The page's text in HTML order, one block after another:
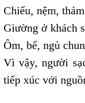
Chiếu, nệm,
Giường ở khách
Ôm, bế, ngủ
Vì vậy, người
tiếp xúc với